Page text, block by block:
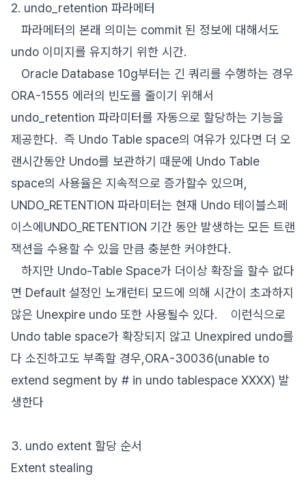
2. undo_retention 파라메터
파라메터의 본래 의미는 commit 된 정보에 대해서도
undo 이미지를 유지하기 위한 시간.
Oracle Database 10g부터는 긴 쿼리를 수행하는 경우
ORA-1555 에러의 빈도를 줄이기 위해서
undo_retention 파라미터를 자동으로 할당하는 기능을
제공한다. 즉 Undo Table space의 여유가 있다면 더 오
랜시간동안 Undo를 보관하기 때문에 Undo Table
space의 사용율은 지속적으로 증가할수 있으며,
UNDO_RETENTION 파라미터는 현재 Undo 테이블스페
이스에UNDO_RETENTION 기간 동안 발생하는 모든 트랜
잭션을 수용할 수 있을 만큼 충분한 커야한다.
하지만 Undo-Table Space가 더이상 확장을 할수 없다
면 Default 설정인 노개런티 모드에 의해 시간이 초과하지
않은 Unexpire undo 또한 사용될수 있다. 이런식으로
Undo table space가 확장되지 않고 Unexpired undo를
다 소진하고도 부족할 경우,ORA-30036(unable to
extend segment by # in undo tablespace XXXX) 발
생한다
3. undo extent 할당 순서
Extent stealing